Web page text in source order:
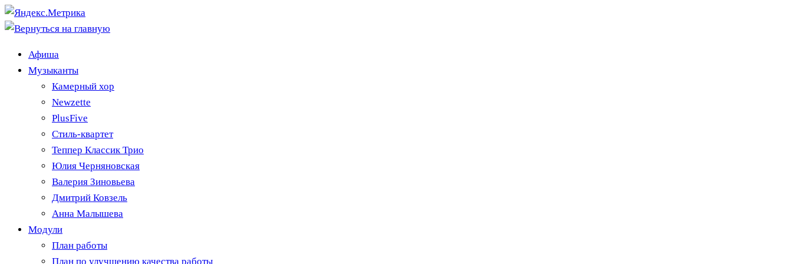
Афиша
Музыканты
Камерный хор
Newzette
PlusFive
Стиль-квартет
Теппер Классик Трио
Юлия Черняновская
Валерия Зиновьева
Дмитрий Ковзель
Анна Малышева
Модули
План работы
План по улучшению качества работы